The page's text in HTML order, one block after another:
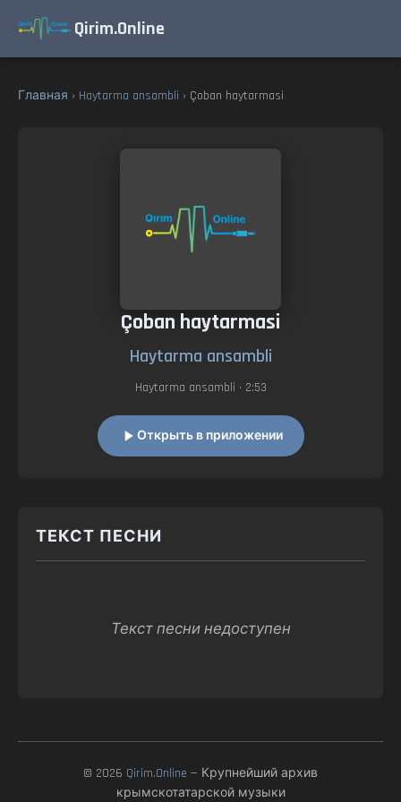
Qirim.Online
Главная › Haytarma ansambli › Çoban haytarmasi
Çoban haytarmasi
Haytarma ansambli
Haytarma ansambli • 2:53
Открыть в приложении
ТЕКСТ ПЕСНИ
Текст песни недоступен
© 2026 Qirim.Online — Крупнейший архив
крымскотатарской музыки